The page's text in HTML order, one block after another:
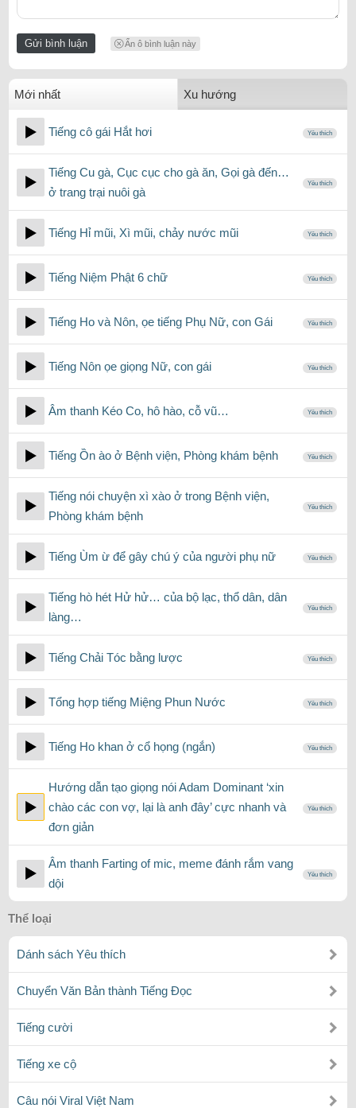
Ẩn ô bình luận này
Mới nhất Xu hướng
Tiếng cô gái Hắt hơi Yêu thích
Tiếng Cu gà, Cục cục cho gà ăn, Gọi gà đến…
ở trang trại nuôi gà
Yêu thích
Tiếng Hỉ mũi, Xì mũi, chảy nước mũi Yêu thích
Tiếng Niệm Phật 6 chữ Yêu thích
Tiếng Ho và Nôn, ọe tiếng Phụ Nữ, con Gái Yêu thích
Tiếng Nôn ọe giọng Nữ, con gái Yêu thích
Âm thanh Kéo Co, hô hào, cỗ vũ… Yêu thích
Tiếng Ồn ào ở Bệnh viện, Phòng khám bệnh Yêu thích
Tiếng nói chuyện xì xào ở trong Bệnh viện,
Phòng khám bệnh
Yêu thích
Tiếng Ùm ừ để gây chú ý của người phụ nữ Yêu thích
Tiếng hò hét Hử hử… của bộ lạc, thổ dân, dân
làng…
Yêu thích
Tiếng Chải Tóc bằng lược Yêu thích
Tổng hợp tiếng Miệng Phun Nước Yêu thích
Tiếng Ho khan ở cổ họng (ngắn) Yêu thích
Hướng dẫn tạo giọng nói Adam Dominant ‘xin
chào các con vợ, lại là anh đây’ cực nhanh và
đơn giản
Yêu thích
Âm thanh Farting of mic, meme đánh rắm vang
dội
Yêu thích
Thể loại
Dánh sách Yêu thích
Chuyển Văn Bản thành Tiếng Đọc
Tiếng cười
Tiếng xe cộ
Câu nói Viral Việt Nam